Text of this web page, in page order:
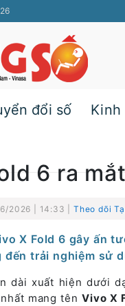
đổi số Kinh
6 ra
2026 | 14:33 | Theo dõi
X Fold 6 gây ấn
đến trải nghiệm sử
dài xuất hiện dưới
mang tênVivo X